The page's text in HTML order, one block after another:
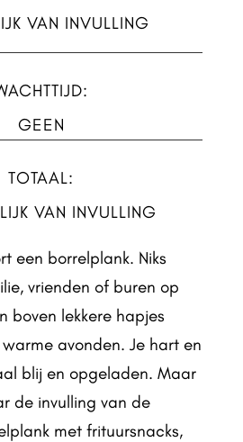
VAN INVULLING
GEEN
TOTAAL:
VAN INVULLING
een borrelplank. Niks
vrienden of buren op
boven lekkere hapjes
avonden. Je hart en
blij en opgeladen. Maar
de invulling van de
met frituursnacks,